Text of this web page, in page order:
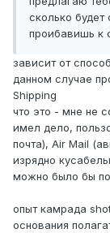
сколько будет
проибавишь к
зависит от
данном случае
Shipping
что это - мне не
имел дело,
почта), Air Mail
изрядно
можно было бы
опыт камрада
основания